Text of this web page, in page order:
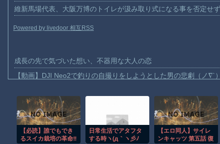
維新馬場代表、大阪万博のトイレが汲み取り式になる事を否定せ
Powered by livedoor 相互RSS
成長の先で気づいた想い、不器用な大人の恋
【動画】DJI Neo2で釣りの自撮りをしようとした男の悲劇（ノ∇`
お前らがメイドイン韓国で認めてるもの 「キムチ」あと3つは？
AmazonのアツさMax！心も踊る「マンガ毎週末セール（50%還
【動画】これはお見事。中国重慶市で珍しい事故が撮影される。
【必読】誰でもでき
るスイカ栽培の革命‼
日常生活でアタフタ
する時ヽ(д｀ヽ彡ﾉ
【エロ同人】サイレ
ンキャッツ 第五話 復